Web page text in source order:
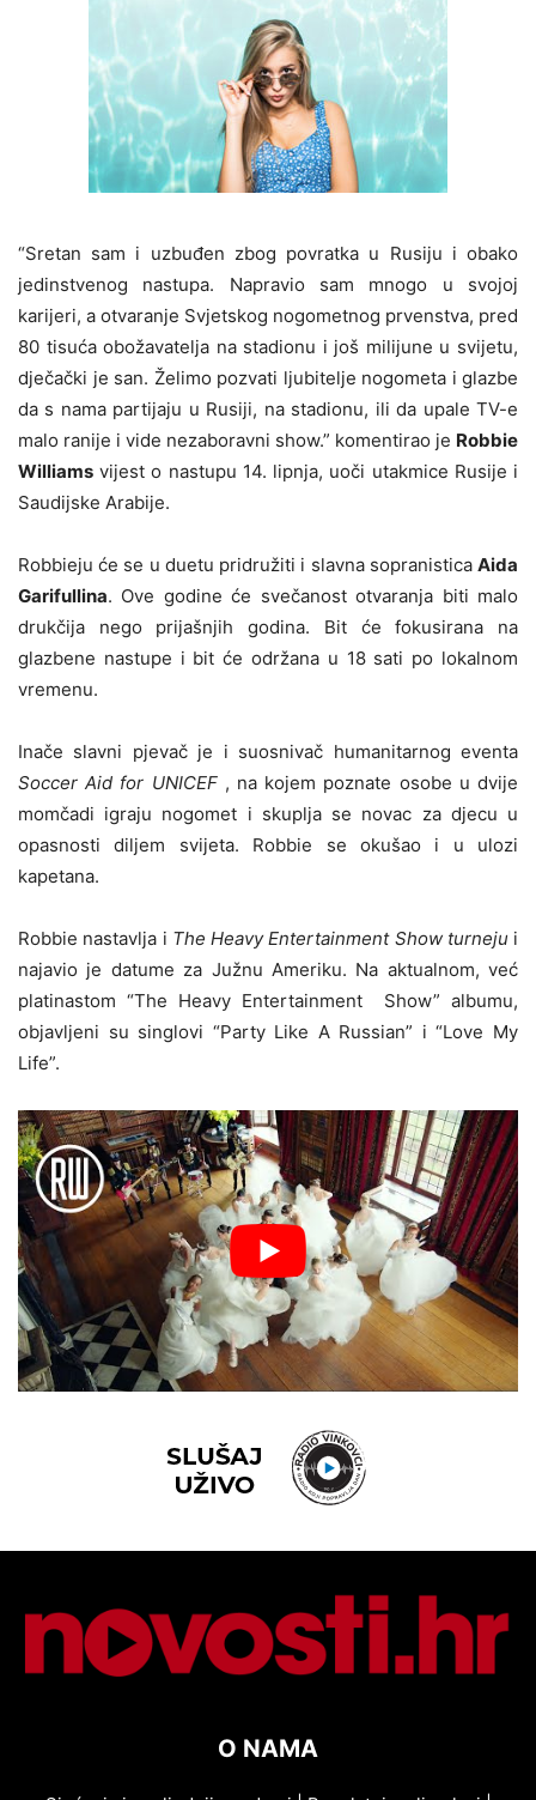
“Sretan sam i uzbuđen zbog povratka u Rusiju i obako
jedinstvenog nastupa. Napravio sam mnogo u svojoj
karijeri, a otvaranje Svjetskog nogometnog prvenstva, pred
80 tisuća obožavatelja na stadionu i još milijune u svijetu,
dječački je san. Želimo pozvati ljubitelje nogometa i glazbe
da s nama partijaju u Rusiji, na stadionu, ili da upale TV-e
malo ranije i vide nezaboravni show.” komentirao je Robbie
Williams vijest o nastupu 14. lipnja, uoči utakmice Rusije i
Saudijske Arabije.
Robbieju će se u duetu pridružiti i slavna sopranistica Aida
Garifullina. Ove godine će svečanost otvaranja biti malo
drukčija nego prijašnjih godina. Bit će fokusirana na
glazbene nastupe i bit će održana u 18 sati po lokalnom
vremenu.
Inače slavni pjevač je i suosnivač humanitarnog eventa
Soccer Aid for UNICEF, na kojem poznate osobe u dvije
momčadi igraju nogomet i skuplja se novac za djecu u
opasnosti diljem svijeta. Robbie se okušao i u ulozi
kapetana.
Robbie nastavlja i The Heavy Entertainment Show turnejui
najavio je datume za Južnu Ameriku. Na aktualnom, već
platinastom “The Heavy Entertainment Show” albumu,
objavljeni su singlovi “Party Like A Russian” i “Love My
Life”.
O NAMA